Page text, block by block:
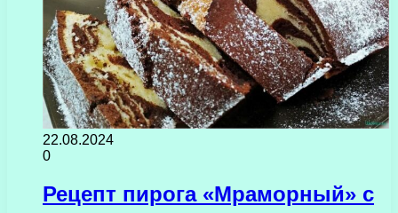
22.08.2024
0
Рецепт пирога «Мраморный» с